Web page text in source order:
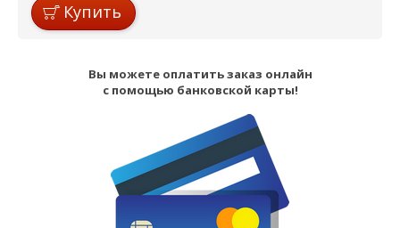
Купить
Вы можете оплатить заказ онлайн
с помощью банковской карты!